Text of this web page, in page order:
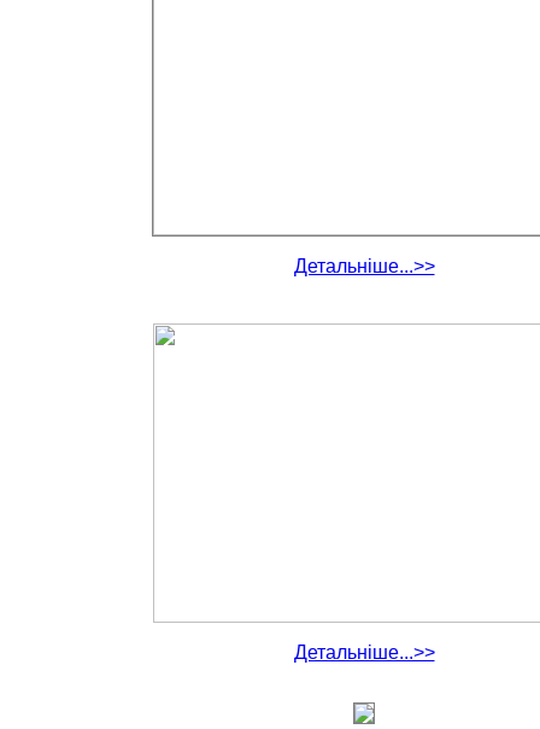
Детальніше...>>
Детальніше...>>